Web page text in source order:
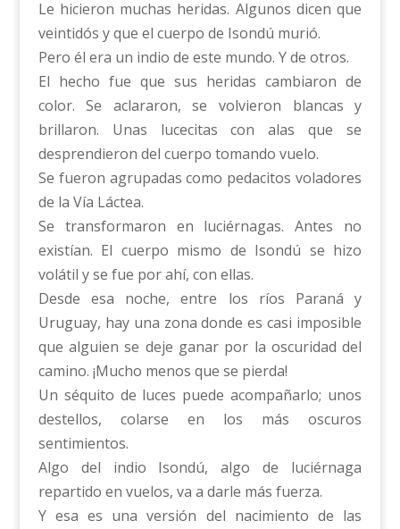
Le hicieron muchas heridas. Algunos dicen que
veintidós y que el cuerpo de Isondú murió.
Pero él era un indio de este mundo. Y de otros.
El hecho fue que sus heridas cambiaron de
color. Se aclararon, se volvieron blancas y
brillaron. Unas lucecitas con alas que se
desprendieron del cuerpo tomando vuelo.
Se fueron agrupadas como pedacitos voladores
de la Vía Láctea.
Se transformaron en luciérnagas. Antes no
existían. El cuerpo mismo de Isondú se hizo
volátil y se fue por ahí, con ellas.
Desde esa noche, entre los ríos Paraná y
Uruguay, hay una zona donde es casi imposible
que alguien se deje ganar por la oscuridad del
camino. ¡Mucho menos que se pierda!
Un séquito de luces puede acompañarlo; unos
destellos, colarse en los más oscuros
sentimientos.
Algo del indio Isondú, algo de luciérnaga
repartido en vuelos, va a darle más fuerza.
Y esa es una versión del nacimiento de las